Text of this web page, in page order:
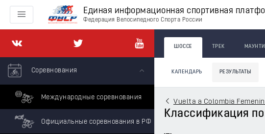
Единая информационная спортивная
Федерация Велосипедного Спорта России
Соревнования
Международные соревнования
Официальные соревнования в РФ
ШОССЕ ТРЕК
КАЛЕНДАРЬ РЕЗУЛЬТАТЫ
Vuelta a Colombia
Классификация по